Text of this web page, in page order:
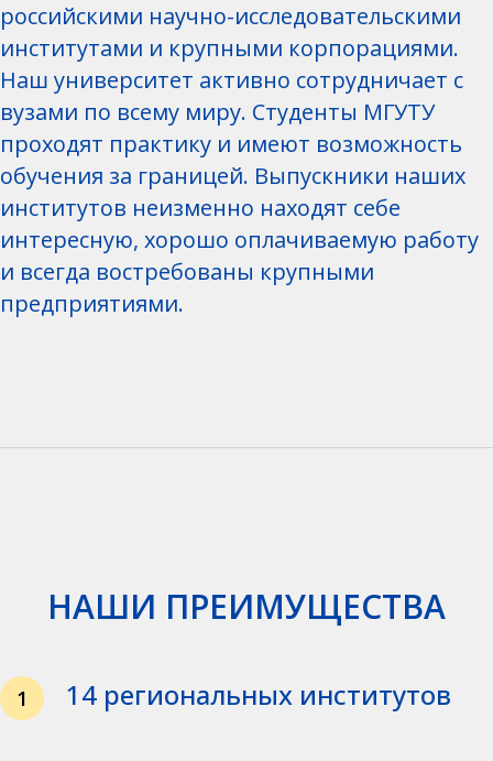
российскими научно-исследовательскими
институтами и крупными корпорациями.
Наш университет активно сотрудничает с
вузами по всему миру. Студенты МГУТУ
проходят практику и имеют возможность
обучения за границей. Выпускники наших
институтов неизменно находят себе
интересную, хорошо оплачиваемую работу
и всегда востребованы крупными
предприятиями.
НАШИ ПРЕИМУЩЕСТВА
1 14 региональных институтов